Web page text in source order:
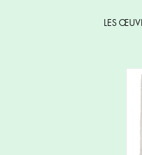
LES